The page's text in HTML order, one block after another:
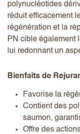
polynucléotides
réduit efficacement
régénération et la
PN cible également
lui redonnant un
Bienfaits de
Favorise la
Contient des
saumon,
Offre des